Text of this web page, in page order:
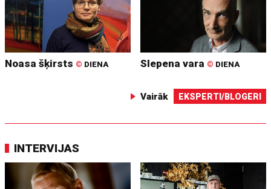
Noasa šķirsts © DIENA Slepena vara © DIENA
Vairāk EKSPERTI/BLOGERI
INTERVIJAS